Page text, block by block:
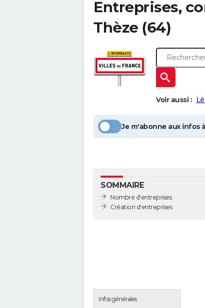
Entreprises,
Thèze (64)
Voir aussi :
Je m'abonne aux infos
SOMMAIRE
Nombre d'entreprises
Création d'entreprises
Infos générales